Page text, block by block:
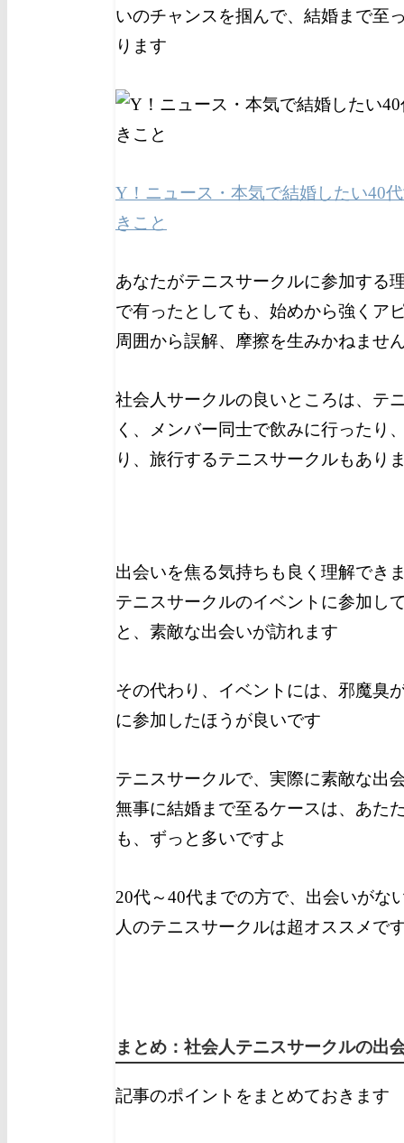
いのチャンスを掴んで、結婚まで至
ります
Y！ニュース・本気で結婚したい40
きこと
あなたがテニスサークルに参加する
で有ったとしても、始めから強くア
周囲から誤解、摩擦を生みかねませ
社会人サークルの良いところは、テ
く、メンバー同士で飲みに行ったり
り、旅行するテニスサークルもあり
出会いを焦る気持ちも良く理解でき
テニスサークルのイベントに参加し
と、素敵な出会いが訪れます
その代わり、イベントには、邪魔臭
に参加したほうが良いです
テニスサークルで、実際に素敵な出
無事に結婚まで至るケースは、あた
も、ずっと多いですよ
20代～40代までの方で、出会いがな
人のテニスサークルは超オススメで
まとめ：社会人テニスサークルの出
記事のポイントをまとめておきます